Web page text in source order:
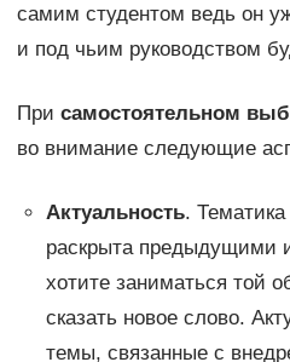
самим студентом ведь он
и под чьим руководством
При самостоятельном
во внимание следующие
Актуальность.
раскрыта предыдущими
хотите заниматься той
сказать новое слово.
темы, связанные с